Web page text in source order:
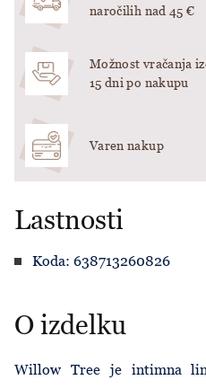
naročilih nad 45 €
Možnost vračanja
15 dni po nakupu
Varen nakup
Lastnosti
Koda: 638713260826
O izdelku
Willow Tree je intimna